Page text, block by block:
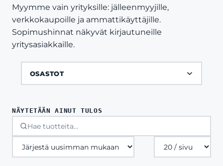
Myymme vain yrityksille: jälleenmyyjille,
verkkokaupoille ja ammattikäyttäjille.
Sopimushinnat näkyvät kirjautuneille
yritysasiakkaille.
OSASTOT
NÄYTETÄÄN AINUT TULOS
Tuotteita
sivulla